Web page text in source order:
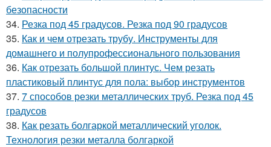
безопасности
34. Резка под 45 градусов. Резка под 90 градусов
35. Как и чем отрезать трубу. Инструменты для
домашнего и полупрофессионального пользования
36. Как отрезать большой плинтус. Чем резать
пластиковый плинтус для пола: выбор инструментов
37. 7 способов резки металлических труб. Резка под 45
градусов
38. Как резать болгаркой металлический уголок.
Технология резки металла болгаркой